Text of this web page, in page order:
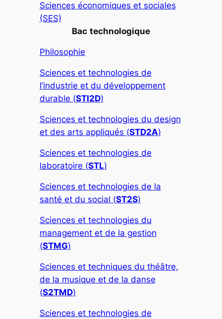
Sciences économiques et sociales
(SES)
Bac technologique
Philosophie
Sciences et technologies de
l’industrie et du développement
durable (STI2D)
Sciences et technologies du design
et des arts appliqués (STD2A)
Sciences et technologies de
laboratoire (STL)
Sciences et technologies de la
santé et du social (ST2S)
Sciences et technologies du
management et de la gestion
(STMG)
Sciences et techniques du théâtre,
de la musique et de la danse
(S2TMD)
Sciences et technologies de